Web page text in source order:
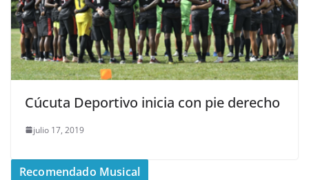
Cúcuta Deportivo inicia con pie derecho
julio 17, 2019
Recomendado Musical